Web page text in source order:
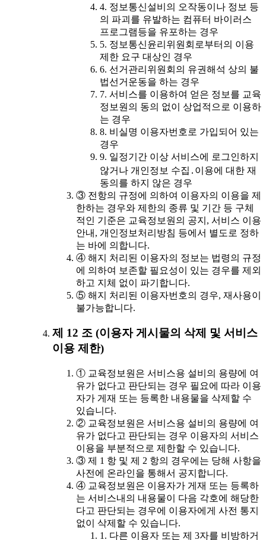
4. 정보통신설비의 오작동이나 정보 등
의 파괴를 유발하는 컴퓨터 바이러스
프로그램등을 유포하는 경우
5. 정보통신윤리위원회로부터의 이용
제한 요구 대상인 경우
6. 선거관리위원회의 유권해석 상의 불
법선거운동을 하는 경우
7. 서비스를 이용하여 얻은 정보를 교육
정보원의 동의 없이 상업적으로 이용하
는 경우
8. 비실명 이용자번호로 가입되어 있는
경우
9. 일정기간 이상 서비스에 로그인하지
않거나 개인정보 수집․이용에 대한 재
동의를 하지 않은 경우
③ 전항의 규정에 의하여 이용자의 이용을 제
한하는 경우와 제한의 종류 및 기간 등 구체
적인 기준은 교육정보원의 공지, 서비스 이용
안내, 개인정보처리방침 등에서 별도로 정하
는 바에 의합니다.
④ 해지 처리된 이용자의 정보는 법령의 규정
에 의하여 보존할 필요성이 있는 경우를 제외
하고 지체 없이 파기합니다.
⑤ 해지 처리된 이용자번호의 경우, 재사용이
불가능합니다.
제 12 조 (이용자 게시물의 삭제 및 서비스
이용 제한)
① 교육정보원은 서비스용 설비의 용량에 여
유가 없다고 판단되는 경우 필요에 따라 이용
자가 게재 또는 등록한 내용물을 삭제할 수
있습니다.
② 교육정보원은 서비스용 설비의 용량에 여
유가 없다고 판단되는 경우 이용자의 서비스
이용을 부분적으로 제한할 수 있습니다.
③ 제 1 항 및 제 2 항의 경우에는 당해 사항을
사전에 온라인을 통해서 공지합니다.
④ 교육정보원은 이용자가 게재 또는 등록하
는 서비스내의 내용물이 다음 각호에 해당한
다고 판단되는 경우에 이용자에게 사전 통지
없이 삭제할 수 있습니다.
1. 다른 이용자 또는 제 3자를 비방하거